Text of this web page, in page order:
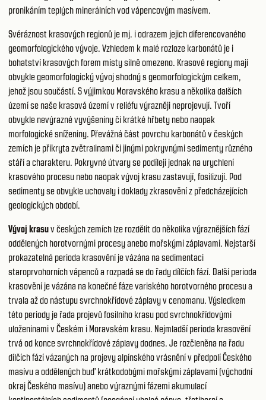
pronikáním teplých minerálních vod vápencovým masívem.
Svéráznost krasových regionů je mj. i odrazem jejich diferencovaného
geomorfologického vývoje. Vzhledem k malé rozloze karbonátů je i
bohatství krasových forem místy silně omezeno. Krasové regiony mají
obvykle geomorfologický vývoj shodný s geomorfologickým celkem,
jehož jsou součástí. S výjimkou Moravského krasu a několika dalších
území se naše krasová území v reliéfu výrazněji neprojevují. Tvoří
obvykle nevýrazné vyvýšeniny či krátké hřbety nebo naopak
morfologické sníženiny. Převážná část povrchu karbonátů v českých
zemích je přikryta zvětralinami či jinými pokryvnými sedimenty různého
stáří a charakteru. Pokryvné útvary se podílejí jednak na urychlení
krasového procesu nebo naopak vývoj krasu zastavují, fosilizují. Pod
sedimenty se obvykle uchovaly i doklady zkrasovění z předcházejících
geologických období.
Vývoj krasuv českých zemích lze rozdělit do několika výraznějších fází
oddělených horotvornými procesy anebo mořskými záplavami. Nejstarší
prokazatelná perioda krasovění je vázána na sedimentaci
staroprvohorních vápenců a rozpadá se do řady dílčích fází. Další perioda
krasovění je vázána na konečné fáze variského horotvorného procesu a
trvala až do nástupu svrchnokřídové záplavy v cenomanu. Výsledkem
této periody je řada projevů fosilního krasu pod svrchnokřídovými
uloženinami v Českém i Moravském krasu. Nejmladší perioda krasovění
trvá od konce svrchnokřídové záplavy dodnes. Je rozčleněna na řadu
dílčích fází vázaných na projevy alpínského vrásnění v předpolí Českého
masívu a oddělených buď krátkodobými mořskými záplavami (východní
okraj Českého masívu) anebo výraznými fázemi akumulací